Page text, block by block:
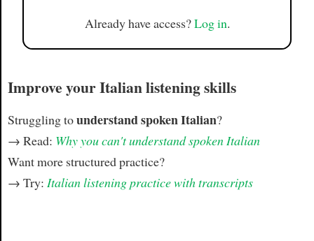
Already have access?Log in.
Improve your Italian listening skills
Struggling tounderstand spoken Italian?
→ Read: Why you can't understand spoken Italian
Want more structured practice?
→ Try: Italian listening practice with transcripts